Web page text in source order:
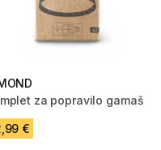
za popravilo gamaš
€